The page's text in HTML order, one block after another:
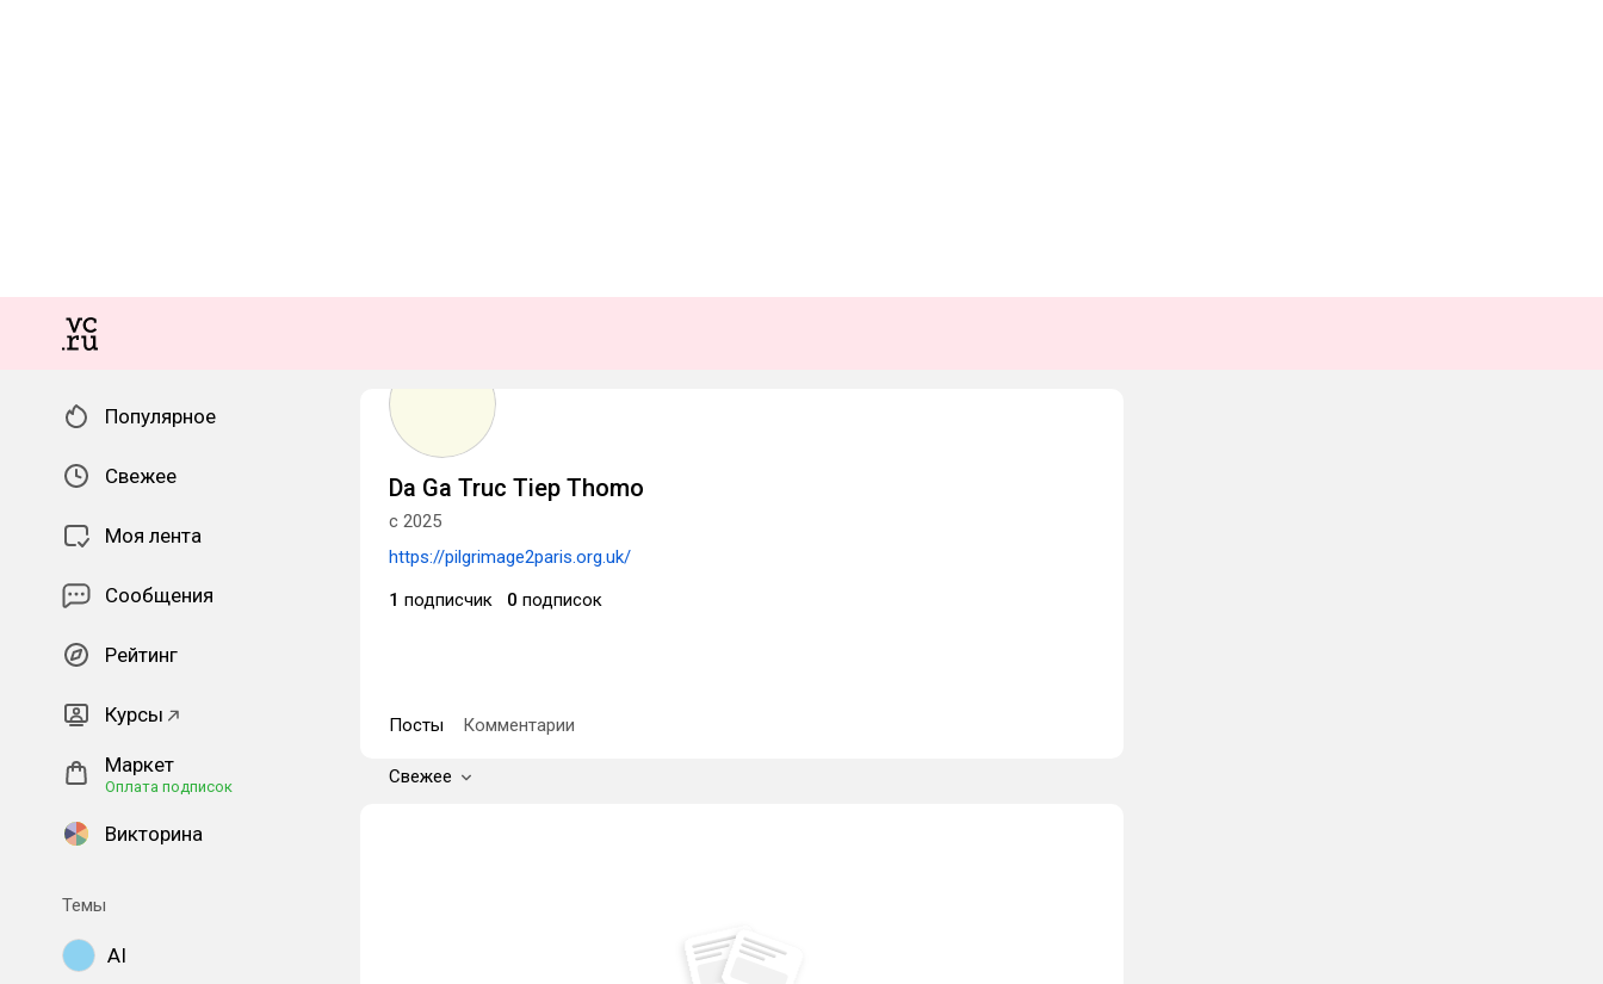
Популярное
Свежее
Моя лента
Сообщения
Рейтинг
Курсы
Маркет
Оплата подписок
Викторина
Темы
AI
Da Ga Truc Tiep Thomo
с 2025
https://pilgrimage2paris.org.uk/
1 подписчик 0 подписок
Посты Комментарии
Свежее